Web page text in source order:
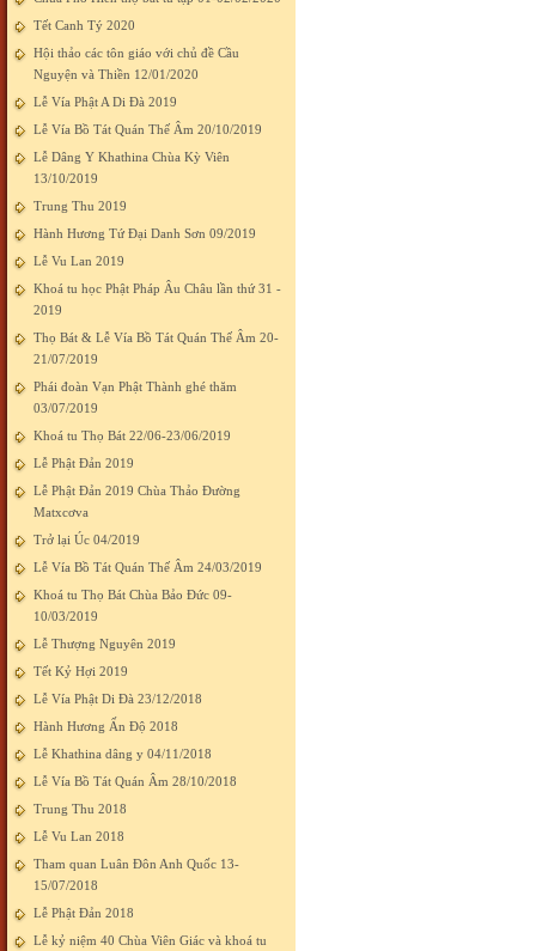
Tết Canh Tý 2020
Hội thảo các tôn giáo với chủ đề Cầu
Nguyện và Thiền 12/01/2020
Lễ Vía Phật A Di Đà 2019
Lễ Vía Bồ Tát Quán Thế Âm 20/10/2019
Lễ Dâng Y Khathina Chùa Kỳ Viên
13/10/2019
Trung Thu 2019
Hành Hương Tứ Đại Danh Sơn 09/2019
Lễ Vu Lan 2019
Khoá tu học Phật Pháp Âu Châu lần thứ 31 -
2019
Thọ Bát & Lễ Vía Bồ Tát Quán Thế Âm 20-
21/07/2019
Phái đoàn Vạn Phật Thành ghé thăm
03/07/2019
Khoá tu Thọ Bát 22/06-23/06/2019
Lễ Phật Đản 2019
Lễ Phật Đản 2019 Chùa Thảo Đường
Matxcơva
Trở lại Úc 04/2019
Lễ Vía Bồ Tát Quán Thế Âm 24/03/2019
Khoá tu Thọ Bát Chùa Bảo Đức 09-
10/03/2019
Lễ Thượng Nguyên 2019
Tết Kỷ Hợi 2019
Lễ Vía Phật Di Đà 23/12/2018
Hành Hương Ấn Độ 2018
Lễ Khathina dâng y 04/11/2018
Lễ Vía Bồ Tát Quán Âm 28/10/2018
Trung Thu 2018
Lễ Vu Lan 2018
Tham quan Luân Đôn Anh Quốc 13-
15/07/2018
Lễ Phật Đản 2018
Lễ kỷ niệm 40 Chùa Viên Giác và khoá tu